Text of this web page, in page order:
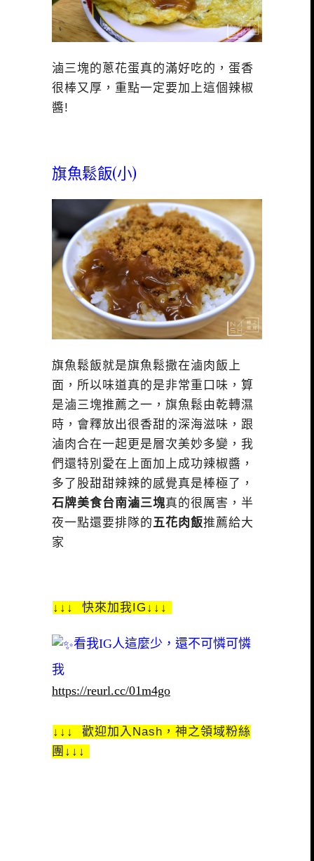
滷三塊的蔥花蛋真的滿好吃的，蛋香
很棒又厚，重點一定要加上這個辣椒
醬!
旗魚鬆飯(小)
旗魚鬆飯就是旗魚鬆撒在滷肉飯上
面，所以味道真的是非常重口味，算
是滷三塊推薦之一，旗魚鬆由乾轉濕
時，會釋放出很香甜的深海滋味，跟
滷肉合在一起更是層次美妙多變，我
們還特別愛在上面加上成功辣椒醬，
多了股甜甜辣辣的感覺真是棒極了，
石牌美食台南滷三塊真的很厲害，半
夜一點還要排隊的五花肉飯推薦給大
家
↓↓↓ 快來加我IG↓↓↓
看我IG人這麼少，還不可憐可憐
我
https://reurl.cc/01m4go
↓↓↓ 歡迎加入Nash，神之領域粉絲
團↓↓↓